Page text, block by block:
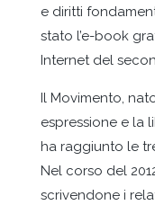
e diritti
stato l’e-book
Internet del
Il Movimento,
espressione e la
ha raggiunto le
Nel corso del
scrivendone i